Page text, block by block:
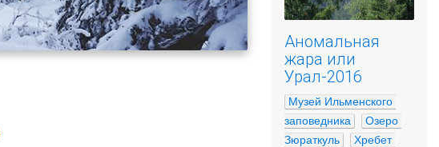
Аномальная
жара или
Урал-2016
Музей Ильменского
заповедника
Озеро
Зюраткуль
Хребет